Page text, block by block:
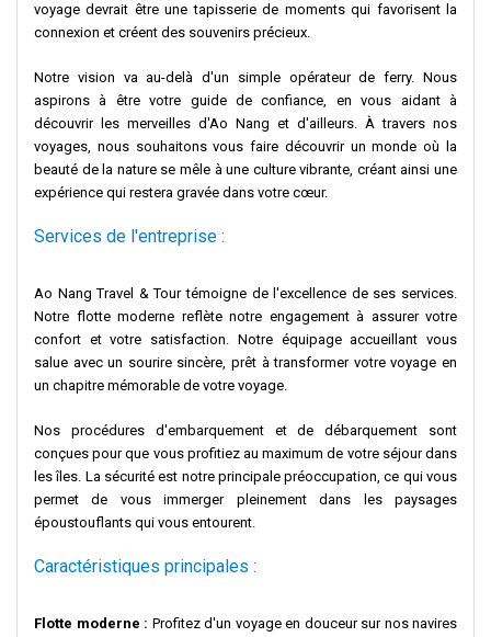
voyage devrait être une tapisserie de moments qui favorisent la
connexion et créent des souvenirs précieux.
Notre vision va au-delà d'un simple opérateur de ferry. Nous
aspirons à être votre guide de confiance, en vous aidant à
découvrir les merveilles d'Ao Nang et d'ailleurs. À travers nos
voyages, nous souhaitons vous faire découvrir un monde où la
beauté de la nature se mêle à une culture vibrante, créant ainsi une
expérience qui restera gravée dans votre cœur.
Services de l'entreprise :
Ao Nang Travel & Tour témoigne de l'excellence de ses services.
Notre flotte moderne reflète notre engagement à assurer votre
confort et votre satisfaction. Notre équipage accueillant vous
salue avec un sourire sincère, prêt à transformer votre voyage en
un chapitre mémorable de votre voyage.
Nos procédures d'embarquement et de débarquement sont
conçues pour que vous profitiez au maximum de votre séjour dans
les îles. La sécurité est notre principale préoccupation, ce qui vous
permet de vous immerger pleinement dans les paysages
époustouflants qui vous entourent.
Caractéristiques principales :
Flotte moderne : Profitez d'un voyage en douceur sur nos navires